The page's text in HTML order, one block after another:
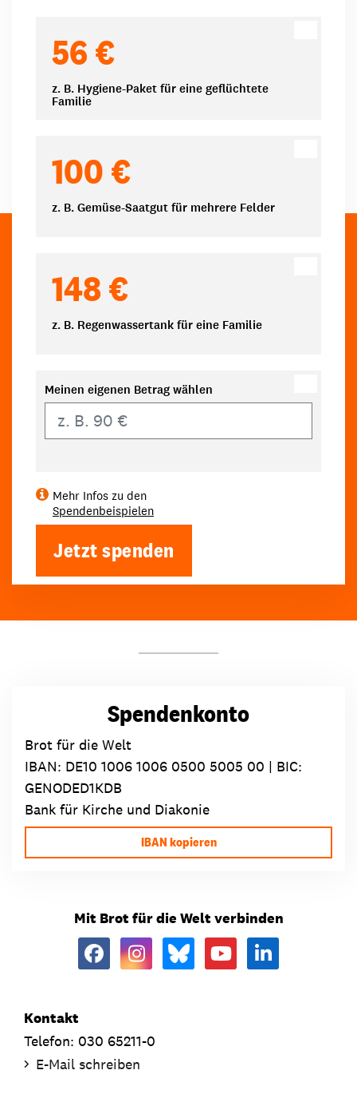
56 €
z. B. Hygiene-Paket für eine geflüchtete
Familie
100 €
z. B. Gemüse-Saatgut für mehrere Felder
148 €
z. B. Regenwassertank für eine Familie
Meinen eigenen Betrag wählen
Mehr Infos zu den
Spendenbeispielen
Jetzt spenden
Spendenkonto
Brot für die Welt
IBAN: DE10 1006 1006 0500 5005 00 | BIC:
GENODED1KDB
Bank für Kirche und Diakonie
IBAN kopieren
Mit Brot für die Welt verbinden
Kontakt
Telefon: 030 65211-0
E-Mail schreiben